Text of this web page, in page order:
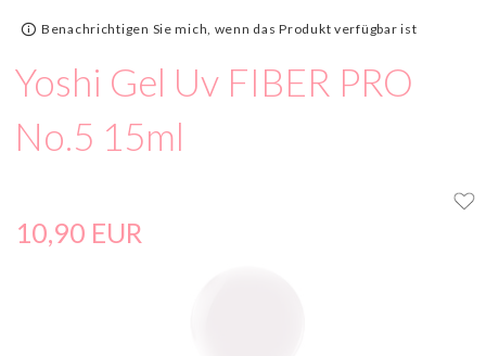
Benachrichtigen Sie mich, wenn das Produkt verfügbar ist
Yoshi Gel Uv FIBER PRO
No.5 15ml
10,90 EUR